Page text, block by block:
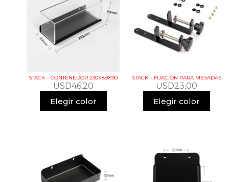
STACK – CONTENEDOR 230X89X90
USD46,20
Elegir color
STACK – FIJACIÓN PARA MESADAS
USD23,00
Elegir color